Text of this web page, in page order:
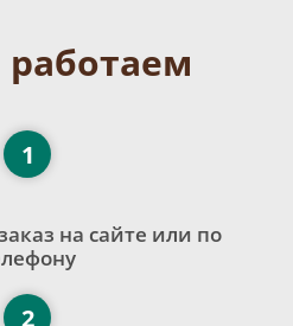
на сайте или по
1
2